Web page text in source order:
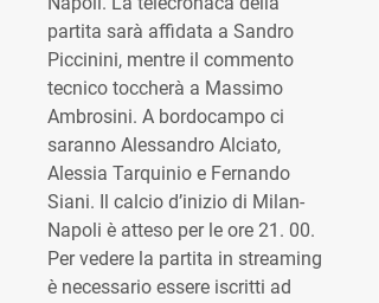
partita sarà affidata a Sandro
Piccinini, mentre il commento
tecnico toccherà a Massimo
Ambrosini. A bordocampo ci
saranno Alessandro Alciato,
Alessia Tarquinio e Fernando
Siani. Il calcio d’inizio di Milan-
Napoli è atteso per le ore 21. 00.
Per vedere la partita in streaming
è necessario essere iscritti ad